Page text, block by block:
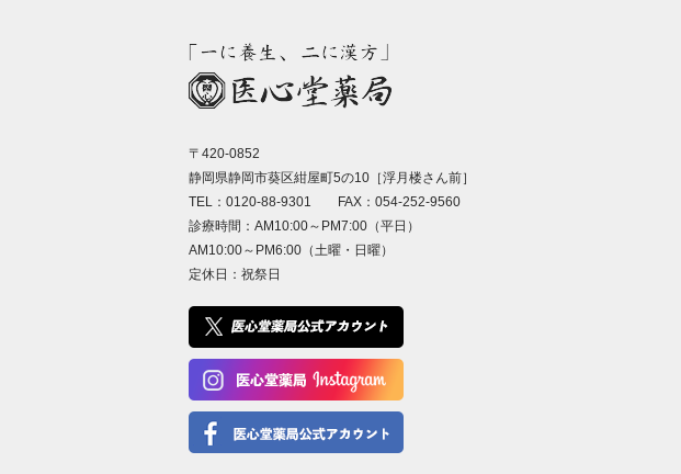
〒420-0852
静岡県静岡市葵区紺屋町5の10［浮月楼さん前］
TEL：0120-88-9301 FAX：054-252-9560
診療時間：AM10:00～PM7:00（平日）
AM10:00～PM6:00（土曜・日曜）
定休日：祝祭日